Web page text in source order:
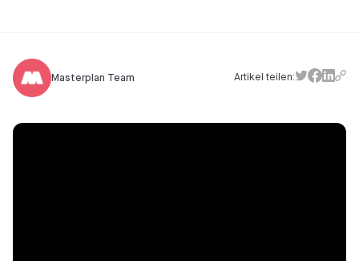
Masterplan Team Artikel teilen: